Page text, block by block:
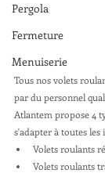
Pergola
Fermeture
Menuiserie
Tous nos volets
par du personnel
Atlantem propose 4
s'adapter à toutes
Volets roulants
Volets roulants